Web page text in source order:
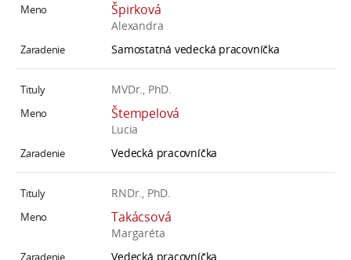
Špirková
Alexandra
Samostatná vedecká pracovníčka
MVDr., PhD.
Štempelová
Lucia
Vedecká pracovníčka
RNDr., PhD.
Takácsová
Margaréta
Vedecká pracovníčka